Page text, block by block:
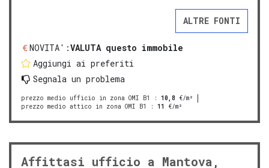
ALTRE FONTI
NOVITA':VALUTA questo immobile
Aggiungi ai preferiti
Segnala un problema
prezzo medio ufficio in zona OMI B1 : 10,8 €/m²
prezzo medio attico in zona OMI B1
: 11 €/m²
Affittasi ufficio a Mantova,